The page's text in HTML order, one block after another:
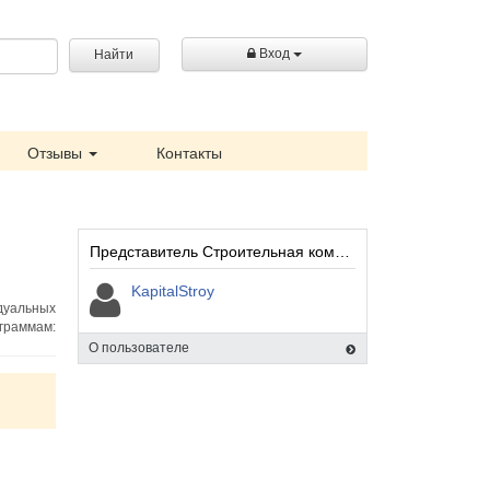
Найти Вход
Отзывы Контакты
KapitalStroy
О пользователе